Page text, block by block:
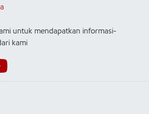
untuk mendapatkan informasi-
kami